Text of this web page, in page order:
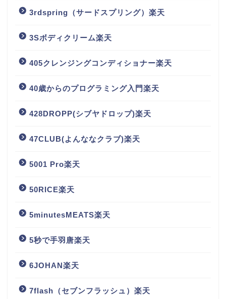
3rdspring（サードスプリング）楽天
3Sボディクリーム楽天
405クレンジングコンディショナー楽天
40歳からのプログラミング入門楽天
428DROPP(シブヤドロップ)楽天
47CLUB(よんななクラブ)楽天
5001 Pro楽天
50RICE楽天
5minutesMEATS楽天
5秒で手羽唐楽天
6JOHAN楽天
7flash（セブンフラッシュ）楽天